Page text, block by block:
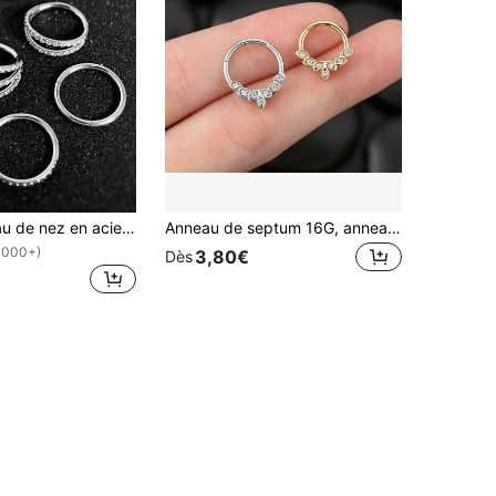
1 pièce/Anneau de nez en acier inoxydable 316L haut de gamme avec incrustation de zircone 16G, anneau de nez double couche, anneau de septum, anneau de lèvre, boucle d'oreille de septum, boucle d'oreille de cartilage, boucle d'oreille helix, bijou de perçage d'anneau de septum, boucle d'oreille en argent étanche, boucle d'oreille triple couche pour femmes, anneau de nez style Y2K pour femmes, bijou de plage d'été style gothique, convient pour le port quotidien, les fêtes, les maillots de bain de plage, le bain de soleil, les bars, la danse, les rassemblements et autres occasions; convient également pour le Ramadan, la Saint-Valentin, Halloween
Anneau de septum 16G, anneau de nez en acier inoxydable 316L hypoallergénique, boucle d'oreille en cartilage plaquée or 18K, bijoux de perçage d'oreille, unisexe
Dès3,80€